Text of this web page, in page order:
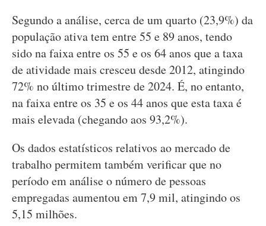
Segundo a análise, cerca de um quarto (23,9%) da
população ativa tem entre 55 e 89 anos, tendo
sido na faixa entre os 55 e os 64 anos que a taxa
de atividade mais cresceu desde 2012, atingindo
72% no último trimestre de 2024. É, no entanto,
na faixa entre os 35 e os 44 anos que esta taxa é
mais elevada (chegando aos 93,2%).
Os dados estatísticos relativos ao mercado de
trabalho permitem também verificar que no
período em análise o número de pessoas
empregadas aumentou em 7,9 mil, atingindo os
5,15 milhões.